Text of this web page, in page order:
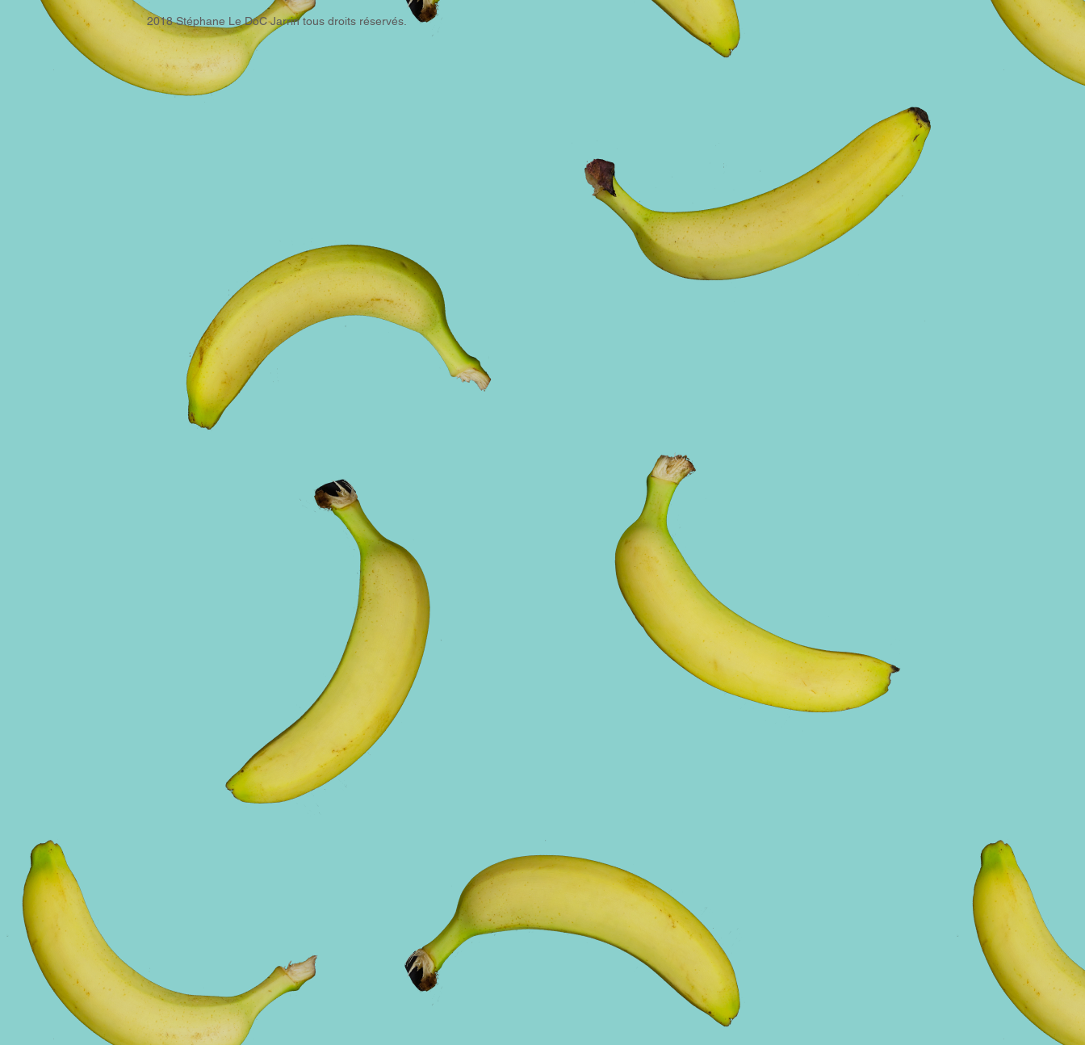
2018 Stéphane Le DoC Jarrin tous droits réservés.